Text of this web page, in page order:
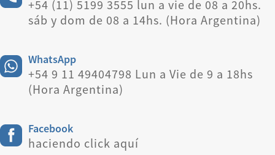
+54 (11) 5199 3555 lun a vie de 08 a 20hs.
sáb y dom de 08 a 14hs. (Hora Argentina)
WhatsApp
+54 9 11 49404798 Lun a Vie de 9 a 18hs
(Hora Argentina)
Facebook
haciendo click aquí